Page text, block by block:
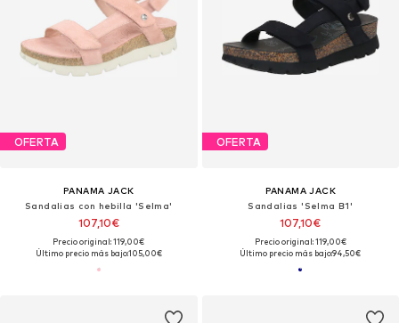
OFERTA
PANAMA JACK
Sandalias con hebilla 'Selma'
107,10€
Precio original: 119,00€
Último precio más bajo:105,00€
OFERTA
PANAMA JACK
Sandalias 'Selma B1'
107,10€
Precio original: 119,00€
Último precio más bajo:94,50€